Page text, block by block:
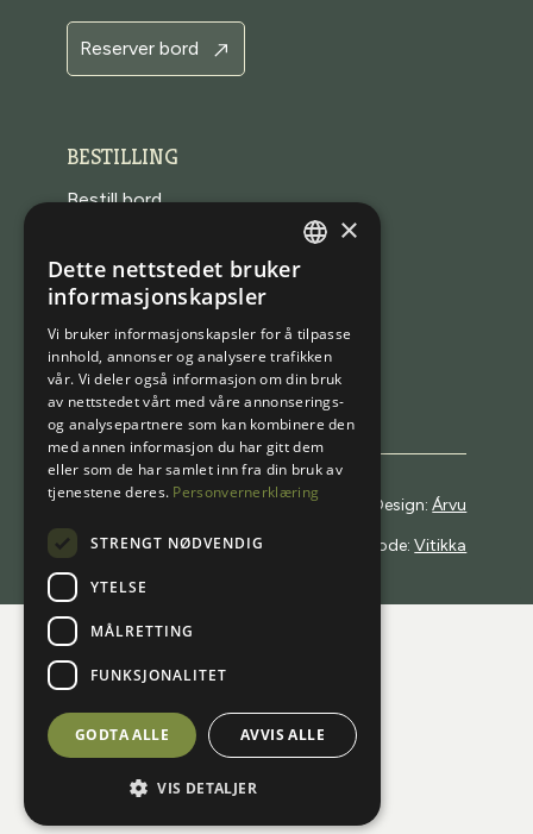
Reserver bord
BESTILLING
Bestill bord
Bestill rom
Bestill en pakke
Kjøp gavekort
Terms & conditions
Privacy policy
Design:Árvu
Kode:Vitikka
NORWEGIAN
×
Dette nettstedet bruker
informasjonskapsler
Vi bruker informasjonskapsler for å tilpasse
innhold, annonser og analysere trafikken
vår. Vi deler også informasjon om din bruk
av nettstedet vårt med våre annonserings-
og analysepartnere som kan kombinere den
med annen informasjon du har gitt dem
eller som de har samlet inn fra din bruk av
tjenestene deres. Personvernerklæring
STRENGT NØDVENDIG
YTELSE
MÅLRETTING
FUNKSJONALITET
GODTA ALLE AVVIS ALLE
VIS DETALJER